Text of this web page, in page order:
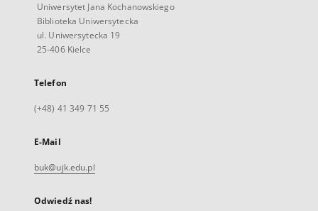
Uniwersytet Jana Kochanowskiego
Biblioteka Uniwersytecka
ul. Uniwersytecka 19
25-406 Kielce
Telefon
(+48) 41 349 71 55
E-Mail
buk@ujk.edu.pl
Odwiedź nas!